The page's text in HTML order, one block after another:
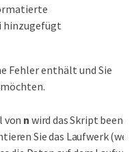
hinzugefügt
Fehler enthält und Sie
von n wird das Skript
Sie das Laufwerk